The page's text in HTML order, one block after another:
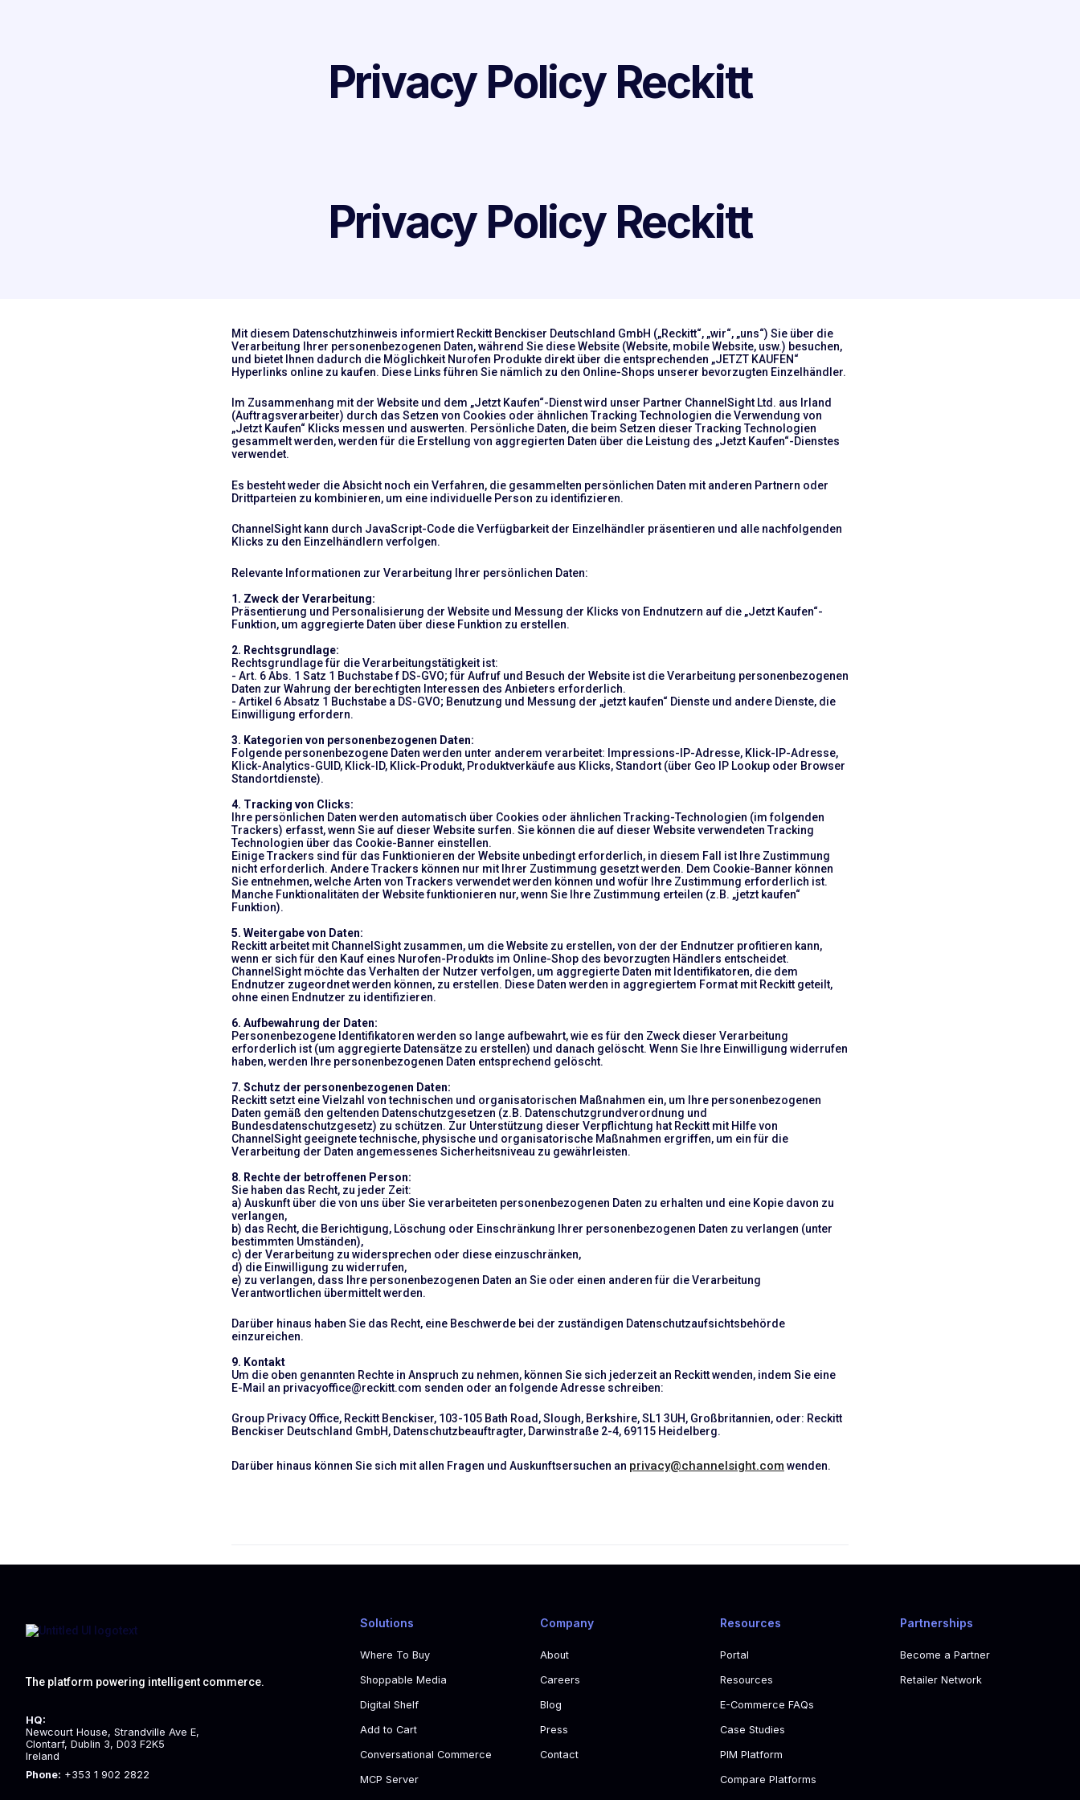
Privacy Policy Reckitt
Privacy Policy Reckitt
Mit diesem Datenschutzhinweis informiert Reckitt Benckiser Deutschland GmbH („Reckitt“, „wir“, „uns“) Sie über die
Verarbeitung Ihrer personenbezogenen Daten, während Sie diese Website (Website, mobile Website, usw.) besuchen,
und bietet Ihnen dadurch die Möglichkeit Nurofen Produkte direkt über die entsprechenden „JETZT KAUFEN“
Hyperlinks online zu kaufen. Diese Links führen Sie nämlich zu den Online-Shops unserer bevorzugten Einzelhändler.
Im Zusammenhang mit der Website und dem „Jetzt Kaufen“-Dienst wird unser Partner ChannelSight Ltd. aus Irland
(Auftragsverarbeiter) durch das Setzen von Cookies oder ähnlichen Tracking Technologien die Verwendung von
„Jetzt Kaufen“ Klicks messen und auswerten. Persönliche Daten, die beim Setzen dieser Tracking Technologien
gesammelt werden, werden für die Erstellung von aggregierten Daten über die Leistung des „Jetzt Kaufen“-Dienstes
verwendet.
Es besteht weder die Absicht noch ein Verfahren, die gesammelten persönlichen Daten mit anderen Partnern oder
Drittparteien zu kombinieren, um eine individuelle Person zu identifizieren.
ChannelSight kann durch JavaScript-Code die Verfügbarkeit der Einzelhändler präsentieren und alle nachfolgenden
Klicks zu den Einzelhändlern verfolgen.
Relevante Informationen zur Verarbeitung Ihrer persönlichen Daten:
1. Zweck der Verarbeitung:
Präsentierung und Personalisierung der Website und Messung der Klicks von Endnutzern auf die „Jetzt Kaufen“-
Funktion, um aggregierte Daten über diese Funktion zu erstellen.
2. Rechtsgrundlage:
Rechtsgrundlage für die Verarbeitungstätigkeit ist:
- Art. 6 Abs. 1 Satz 1 Buchstabe f DS-GVO; für Aufruf und Besuch der Website ist die Verarbeitung personenbezogenen
Daten zur Wahrung der berechtigten Interessen des Anbieters erforderlich.
- Artikel 6 Absatz 1 Buchstabe a DS-GVO; Benutzung und Messung der „jetzt kaufen“ Dienste und andere Dienste, die
Einwilligung erfordern.
3. Kategorien von personenbezogenen Daten:
Folgende personenbezogene Daten werden unter anderem verarbeitet: Impressions-IP-Adresse, Klick-IP-Adresse,
Klick-Analytics-GUID, Klick-ID, Klick-Produkt, Produktverkäufe aus Klicks, Standort (über Geo IP Lookup oder Browser
Standortdienste).
4. Tracking von Clicks:
Ihre persönlichen Daten werden automatisch über Cookies oder ähnlichen Tracking-Technologien (im folgenden
Trackers) erfasst, wenn Sie auf dieser Website surfen. Sie können die auf dieser Website verwendeten Tracking
Technologien über das Cookie-Banner einstellen.
Einige Trackers sind für das Funktionieren der Website unbedingt erforderlich, in diesem Fall ist Ihre Zustimmung
nicht erforderlich. Andere Trackers können nur mit Ihrer Zustimmung gesetzt werden. Dem Cookie-Banner können
Sie entnehmen, welche Arten von Trackers verwendet werden können und wofür Ihre Zustimmung erforderlich ist.
Manche Funktionalitäten der Website funktionieren nur, wenn Sie Ihre Zustimmung erteilen (z.B. „jetzt kaufen“
Funktion).
5. Weitergabe von Daten:
Reckitt arbeitet mit ChannelSight zusammen, um die Website zu erstellen, von der der Endnutzer profitieren kann,
wenn er sich für den Kauf eines Nurofen-Produkts im Online-Shop des bevorzugten Händlers entscheidet.
ChannelSight möchte das Verhalten der Nutzer verfolgen, um aggregierte Daten mit Identifikatoren, die dem
Endnutzer zugeordnet werden können, zu erstellen. Diese Daten werden in aggregiertem Format mit Reckitt geteilt,
ohne einen Endnutzer zu identifizieren.
6. Aufbewahrung der Daten:
Personenbezogene Identifikatoren werden so lange aufbewahrt, wie es für den Zweck dieser Verarbeitung
erforderlich ist (um aggregierte Datensätze zu erstellen) und danach gelöscht. Wenn Sie Ihre Einwilligung widerrufen
haben, werden Ihre personenbezogenen Daten entsprechend gelöscht.
7. Schutz der personenbezogenen Daten:
Reckitt setzt eine Vielzahl von technischen und organisatorischen Maßnahmen ein, um Ihre personenbezogenen
Daten gemäß den geltenden Datenschutzgesetzen (z.B. Datenschutzgrundverordnung und
Bundesdatenschutzgesetz) zu schützen. Zur Unterstützung dieser Verpflichtung hat Reckitt mit Hilfe von
ChannelSight geeignete technische, physische und organisatorische Maßnahmen ergriffen, um ein für die
Verarbeitung der Daten angemessenes Sicherheitsniveau zu gewährleisten.
8. Rechte der betroffenen Person:
Sie haben das Recht, zu jeder Zeit:
a) Auskunft über die von uns über Sie verarbeiteten personenbezogenen Daten zu erhalten und eine Kopie davon zu
verlangen,
b) das Recht, die Berichtigung, Löschung oder Einschränkung Ihrer personenbezogenen Daten zu verlangen (unter
bestimmten Umständen),
c) der Verarbeitung zu widersprechen oder diese einzuschränken,
d) die Einwilligung zu widerrufen,
e) zu verlangen, dass Ihre personenbezogenen Daten an Sie oder einen anderen für die Verarbeitung
Verantwortlichen übermittelt werden.
Darüber hinaus haben Sie das Recht, eine Beschwerde bei der zuständigen Datenschutzaufsichtsbehörde
einzureichen.
9. Kontakt
Um die oben genannten Rechte in Anspruch zu nehmen, können Sie sich jederzeit an Reckitt wenden, indem Sie eine
E-Mail an privacyoffice@reckitt.com senden oder an folgende Adresse schreiben:
Group Privacy Office, Reckitt Benckiser, 103-105 Bath Road, Slough, Berkshire, SL1 3UH, Großbritannien, oder: Reckitt
Benckiser Deutschland GmbH, Datenschutzbeauftragter, Darwinstraße 2-4, 69115 Heidelberg.
Darüber hinaus können Sie sich mit allen Fragen und Auskunftsersuchen an privacy@channelsight.com wenden.
Solutions
Where To Buy
Shoppable Media
Digital Shelf
Add to Cart
Conversational Commerce
MCP Server
Company
About
Careers
Blog
Press
Contact
Resources
Portal
Resources
E-Commerce FAQs
Case Studies
PIM Platform
Compare Platforms
Partnerships
Become a Partner
Retailer Network
The platform powering intelligent commerce.
HQ:
Newcourt House, Strandville Ave E,
Clontarf, Dublin 3, D03 F2K5
Ireland
Phone: +353 1 902 2822